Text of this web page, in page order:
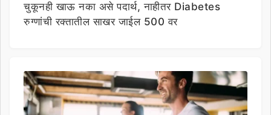
चुकूनही खाऊ नका असे पदार्थ, नाहीतर Diabetes
रुग्णांची रक्तातील साखर जाईल 500 वर